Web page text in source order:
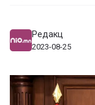
Редакц
2023-08-25